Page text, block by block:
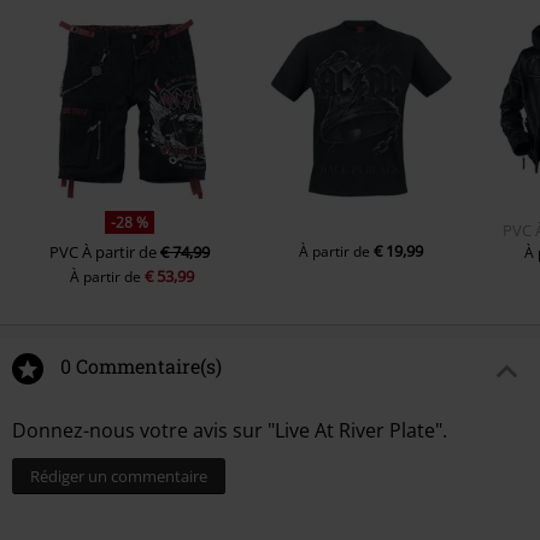
-28 %
PVCÀ partir de€ 74,99
À partir de€ 53,99
À partir de€ 19,99
PVC
À
0 Commentaire(s)
Donnez-nous votre avis sur "Live At River Plate".
Rédiger un commentaire